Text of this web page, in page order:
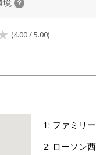
(4.00 / 5.00)
1: ファミリ
2: ローソン